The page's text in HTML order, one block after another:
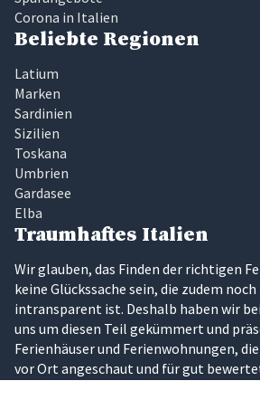
Corona in Italien
Beliebte Regionen
Latium
Marken
Sardinien
Sizilien
Toskana
Umbrien
Gardasee
Elba
Traumhaftes Italien
Wir glauben, das Finden der richtigen
keine Glückssache sein, die zudem
intransparent ist. Deshalb haben wir
uns um diesen Teil gekümmert und
Ferienhäuser und Ferienwohnungen,
vor Ort angeschaut und für gut
ist es, dass Sie Ihren Traumurlaub in